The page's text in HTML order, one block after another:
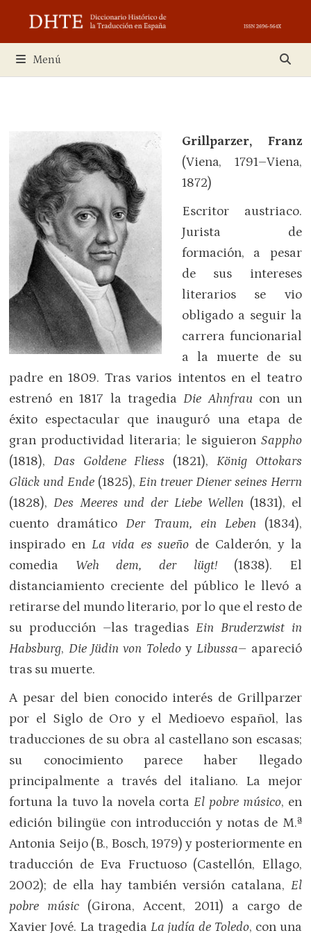
contenido
Menú
Grillparzer, Franz
(Viena, 1791–Viena,
1872)
Escritor austriaco.
Jurista de
formación, a pesar
de sus intereses
literarios se vio
obligado a seguir la
carrera funcionarial
a la muerte de su
padre en 1809. Tras varios intentos en el teatro
estrenó en 1817 la tragediaDie Ahnfrau con un
éxito espectacular que inauguró una etapa de
gran productividad literaria; le siguieron Sappho
(1818),Das Goldene Fliess (1821), König Ottokars
Glück und Ende (1825), Ein treuer Diener seines Herrn
(1828),Des Meeres und der Liebe Wellen (1831), el
cuento dramáticoDer Traum, ein Leben (1834),
inspirado enLa vida es sueño de Calderón, y la
comedia Weh dem, der lügt! (1838). El
distanciamiento creciente del público le llevó a
retirarse del mundo literario, por lo que el resto de
su producción –las tragediasEin Bruderzwist in
Habsburg, Die Jüdin von Toledo yLibussa– apareció
tras su muerte.
A pesar del bien conocido interés de Grillparzer
por el Siglo de Oro y el Medioevo español, las
traducciones de su obra al castellano son escasas;
su conocimiento parece haber llegado
principalmente a través del italiano. La mejor
fortuna la tuvo la novela cortaEl pobre músico, en
edición bilingüe con introducción y notas de M.ª
Antonia Seijo (B., Bosch, 1979) y posteriormente en
traducción de Eva Fructuoso (Castellón, Ellago,
2002); de ella hay también versión catalana, El
pobre músic (Girona, Accent, 2011) a cargo de
Xavier Jové. La tragedia La judía de Toledo, con una